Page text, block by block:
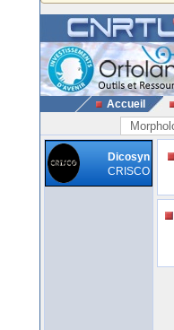
Accueil
Dicosyn
CRISCO